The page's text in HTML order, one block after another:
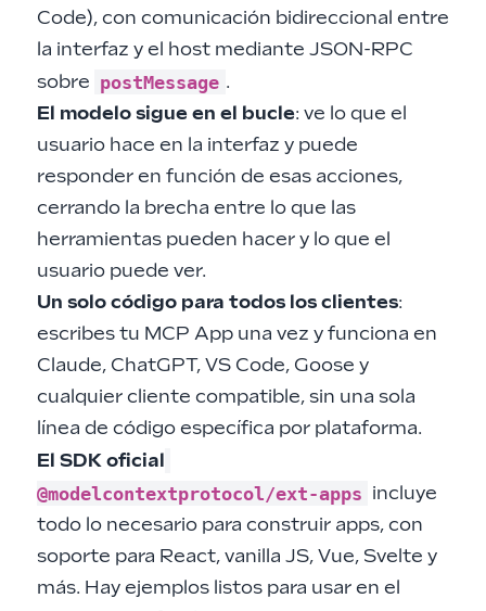
Code), con comunicación bidireccional entre
la interfaz y el host mediante JSON-RPC
sobre postMessage .
El modelo sigue en el bucle: ve lo que el
usuario hace en la interfaz y puede
responder en función de esas acciones,
cerrando la brecha entre lo que las
herramientas pueden hacer y lo que el
usuario puede ver.
Un solo código para todos los clientes:
escribes tu MCP App una vez y funciona en
Claude, ChatGPT, VS Code, Goose y
cualquier cliente compatible, sin una sola
línea de código específica por plataforma.
El SDK oficial
@modelcontextprotocol/ext-apps incluye
todo lo necesario para construir apps, con
soporte para React, vanilla JS, Vue, Svelte y
más. Hay ejemplos listos para usar en el